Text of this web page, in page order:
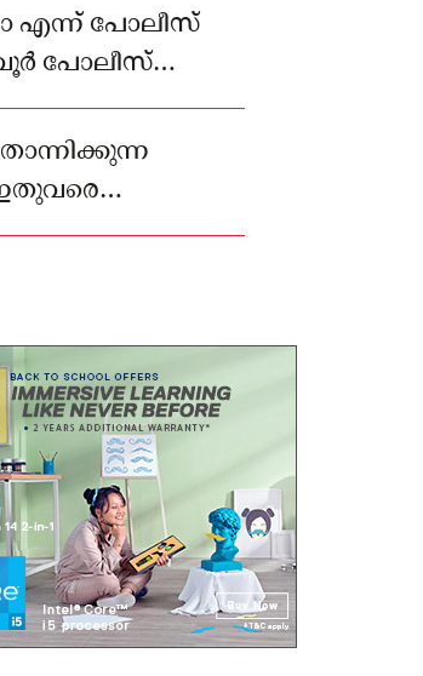
എന്ന് പോലീസ്
പോലീസ്